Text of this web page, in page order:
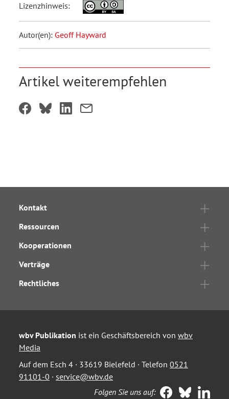
Lizenzhinweis:
Autor(en): Geoff Hayward
Artikel weiterempfehlen
Kontakt
Ressourcen
Kooperationen
Verträge
Rechtliches
wbv Publikation ist ein Geschäftsbereich von wbv
Media
Auf dem Esch 4 · 33619 Bielefeld · Telefon 0521
91101-0 · service@wbv.de
Folgen Sie uns auf: